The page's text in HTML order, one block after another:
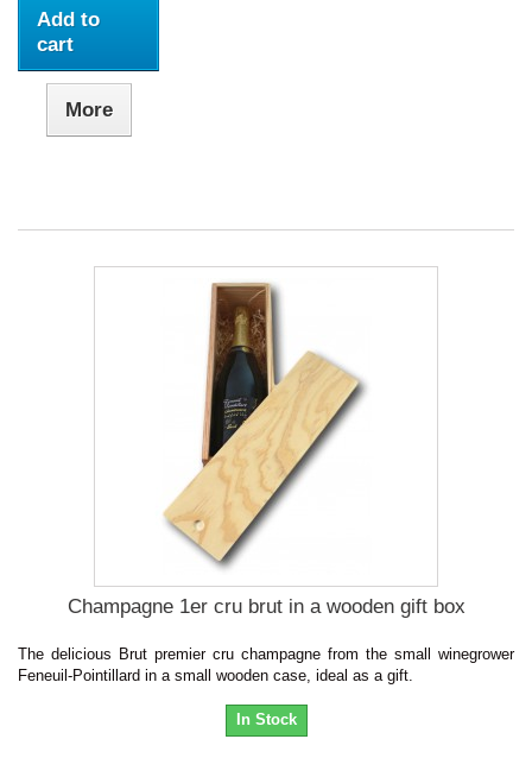
Add to
cart
More
Champagne 1er cru brut in a wooden gift box
The delicious Brut premier cru champagne from the small winegrower
Feneuil-Pointillard in a small wooden case, ideal as a gift.
In Stock